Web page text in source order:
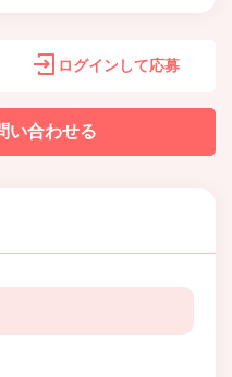
ログインして応募
い合わせる